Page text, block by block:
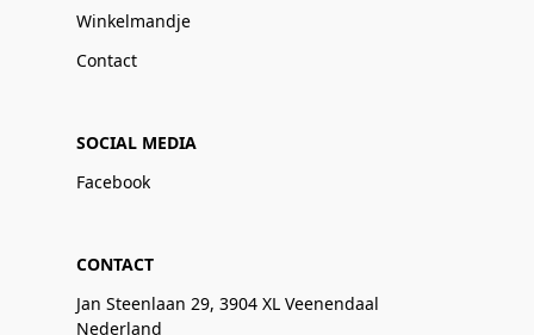
Winkelmandje
Contact
SOCIAL MEDIA
Facebook
CONTACT
Jan Steenlaan 29, 3904 XL Veenendaal
Nederland